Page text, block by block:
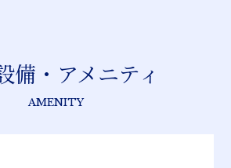
備・アメニティ
AMENITY